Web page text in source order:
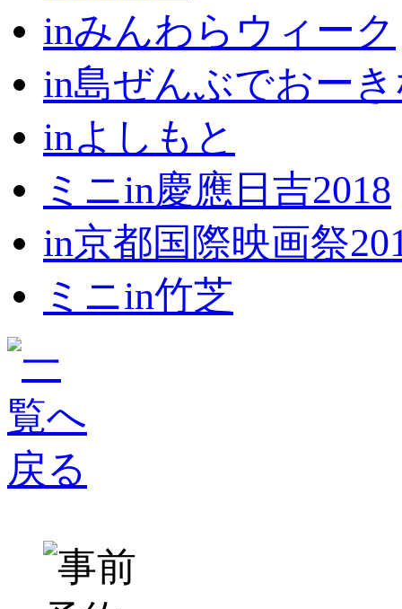
inみんわらウィーク
in島ぜんぶでおー
inよしもと
ミニin慶應日吉2018
in京都国際映画祭
ミニin竹芝